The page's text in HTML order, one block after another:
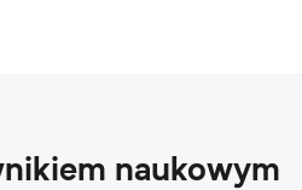
naukowym